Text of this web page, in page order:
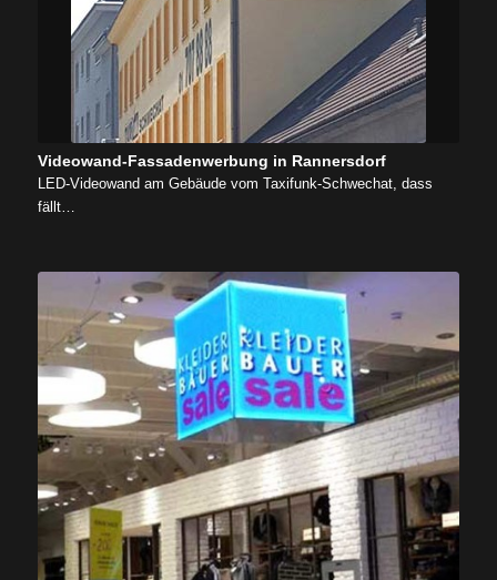
Videowand-Fassadenwerbung in Rannersdorf
LED-Videowand am Gebäude vom Taxifunk-Schwechat, dass
fällt…